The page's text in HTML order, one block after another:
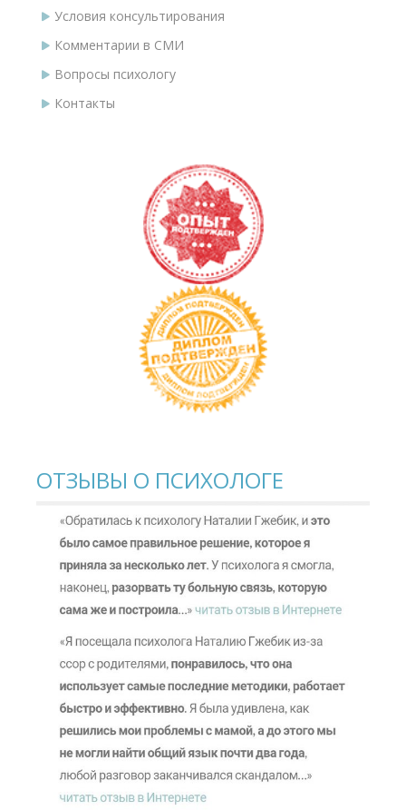
Условия консультирования
Комментарии в СМИ
Вопросы психологу
Контакты
ОТЗЫВЫ О ПСИХОЛОГЕ